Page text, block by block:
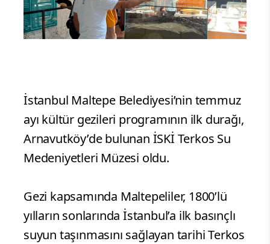
İstanbul Maltepe Belediyesi’nin temmuz
ayı kültür gezileri programının ilk durağı,
Arnavutköy’de bulunan İSKİ Terkos Su
Medeniyetleri Müzesi oldu.
Gezi kapsamında Maltepeliler, 1800’lü
yılların sonlarında İstanbul’a ilk basınçlı
suyun taşınmasını sağlayan tarihi Terkos